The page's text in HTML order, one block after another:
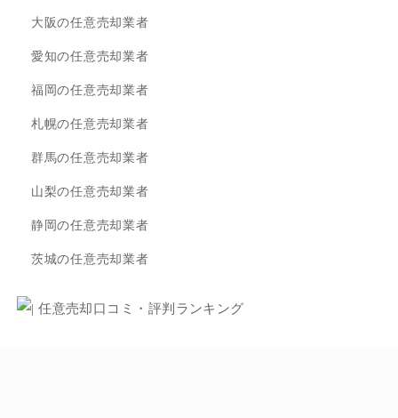
大阪の任意売却業者
愛知の任意売却業者
福岡の任意売却業者
札幌の任意売却業者
群馬の任意売却業者
山梨の任意売却業者
静岡の任意売却業者
茨城の任意売却業者